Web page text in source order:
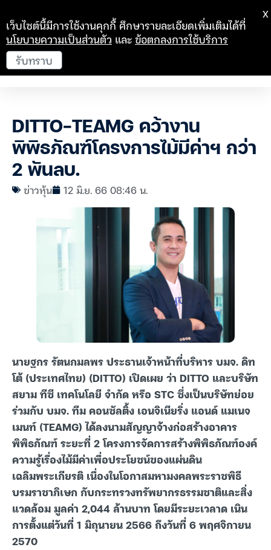
DITTO-TEAMG คว้างาน
พิพิธภัณฑ์โครงการไม้มีค่าฯ กว่า
2 พันลบ.
ข่าวหุ้น 12 มิ.ย. 66 08:46 น.
นายฐกร รัตนกมลพร ประธานเจ้าหน้าที่บริหาร บมจ. ดิท
โต้ (ประเทศไทย) (DITTO) เปิดเผย ว่า DITTO และบริษัท
สยาม ทีซี เทคโนโลยี จำกัด หรือ STC ซึ่งเป็นบริษัทย่อย
ร่วมกับ บมจ. ทีม คอนซัลติ้ง เอนจิเนียริ่ง แอนด์ แมเนจ
เมนท์ (TEAMG) ได้ลงนามสัญญาจ้างก่อสร้างอาคาร
พิพิธภัณฑ์ ระยะที่ 2 โครงการจัดการสร้างพิพิธภัณฑ์องค์
ความรู้เรื่องไม้มีค่าเพื่อประโยชน์ของแผ่นดิน
เฉลิมพระเกียรติ เนื่องในโอกาสมหามงคลพระราชพิธี
บรมราชาภิเษก กับกระทรวงทรัพยากรธรรมชาติและสิ่ง
แวดล้อม มูลค่า 2,044 ล้านบาท โดยมีระยะเวลาด เนิน
การตั้งแต่วันที่ 1 มิถุนายน 2566 ถึงวันที่ 6 พฤศจิกายน
2570
เว็บไซต์นี้มีการใช้งานคุกกี้ ศึกษารายละเอียดเพิ่มเติมได้ที่
นโยบายความเป็นส่วนตัว และข้อตกลงการใช้บริการ
รับทราบ
X